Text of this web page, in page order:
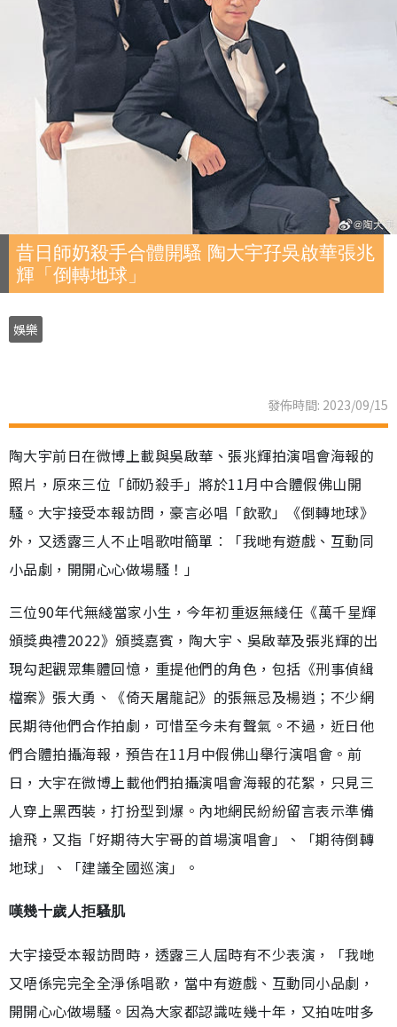
昔日師奶殺手合體開騷 陶大宇孖吳啟華張兆
輝「倒轉地球」
娛樂
發佈時間: 2023/09/15
陶大宇前日在微博上載與吳啟華、張兆輝拍演唱會海報的
照片，原來三位「師奶殺手」將於11月中合體假佛山開
騷。大宇接受本報訪問，豪言必唱「飲歌」《倒轉地球》
外，又透露三人不止唱歌咁簡單︰「我哋有遊戲、互動同
小品劇，開開心心做場騷！」
三位90年代無綫當家小生，今年初重返無綫任《萬千星輝
頒獎典禮2022》頒獎嘉賓，陶大宇、吳啟華及張兆輝的出
現勾起觀眾集體回憶，重提他們的角色，包括《刑事偵緝
檔案》張大勇、《倚天屠龍記》的張無忌及楊逍；不少網
民期待他們合作拍劇，可惜至今未有聲氣。不過，近日他
們合體拍攝海報，預告在11月中假佛山舉行演唱會。前
日，大宇在微博上載他們拍攝演唱會海報的花絮，只見三
人穿上黑西裝，打扮型到爆。內地網民紛紛留言表示準備
搶飛，又指「好期待大宇哥的首場演唱會」、「期待倒轉
地球」、「建議全國巡演」。
嘆幾十歲人拒騷肌
大宇接受本報訪問時，透露三人屆時有不少表演，「我哋
又唔係完完全全淨係唱歌，當中有遊戲、互動同小品劇，
開開心心做場騷。因為大家都認識咗幾十年，又拍咗咁多